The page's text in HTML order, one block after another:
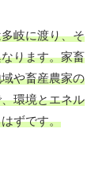
岐に渡り、そ
ります。家畜
や畜産農家の
環境とエネル
ずです。